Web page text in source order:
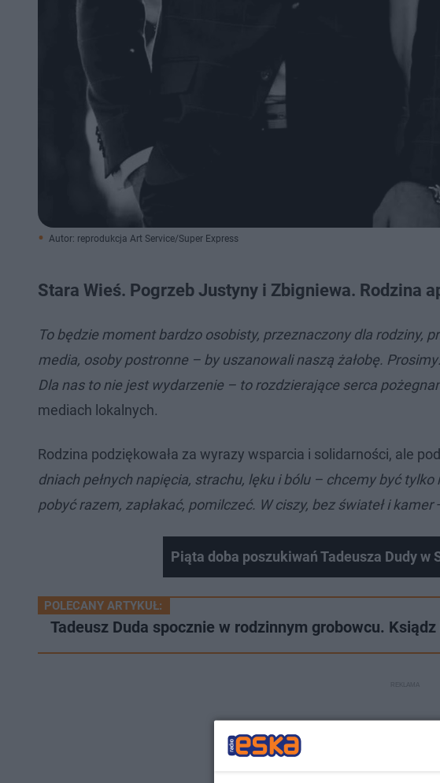
Autor: reprodukcja Art Service/Super Express
Stara Wieś. Pogrzeb Justyny i Zbigniewa. Rodzina
To będzie moment bardzo osobisty, przeznaczony dla rodziny,
media, osoby postronne – by uszanowali naszą żałobę.
Dla nas to nie jest wydarzenie – to rozdzierające serca
mediach lokalnych.
Rodzina podziękowała za wyrazy wsparcia i solidarności, ale
dniach pełnych napięcia, strachu, lęku i bólu – chcemy być
pobyć razem, zapłakać, pomilczeć. W ciszy, bez świateł i kamer
Piąta doba poszukiwań Tadeusza Dudy w
POLECANY ARTYKUŁ:
Tadeusz Duda spocznie w rodzinnym grobowcu.